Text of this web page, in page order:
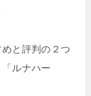
と評判の２つ
ルナハー